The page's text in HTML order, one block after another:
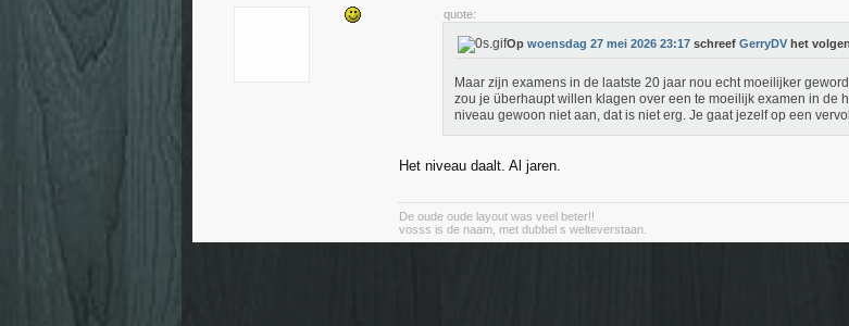
quote:
Op woensdag 27 mei 2026 23:17 schreef GerryDV het
Maar zijn examens in de laatste 20 jaar nou echt moeilijker
zou je überhaupt willen klagen over een te moeilijk examen in de
niveau gewoon niet aan, dat is niet erg. Je gaat jezelf op een
Het niveau daalt. Al jaren.
De oude oude layout was veel beter!!
vosss is de naam, met dubbel s welteverstaan.